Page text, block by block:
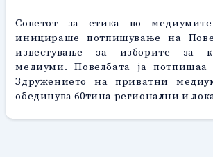
Советот за етика во
иницираше потпишување на
известување за изборите за
медиуми. Повелбата ја
Здружението на приватни
обединува 60тина регионални и